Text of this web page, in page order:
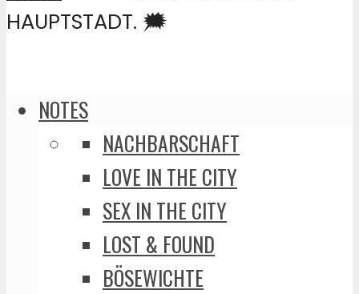
HAUPTSTADT. 🗯️
NOTES
NACHBARSCHAFT
LOVE IN THE CITY
SEX IN THE CITY
LOST & FOUND
BÖSEWICHTE